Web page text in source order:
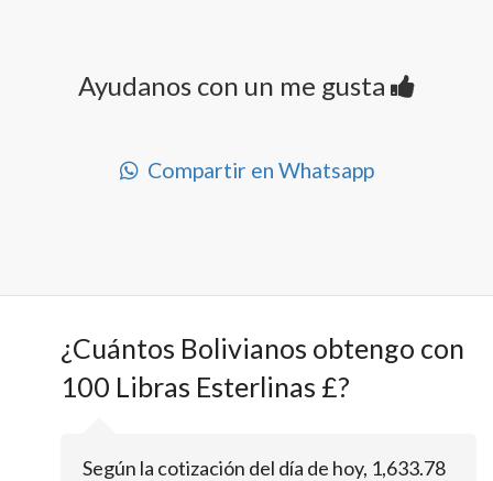
Ayudanos con un me gusta
Compartir en Whatsapp
¿Cuántos Bolivianos obtengo con
100 Libras Esterlinas £?
Según la cotización del día de hoy, 1,633.78